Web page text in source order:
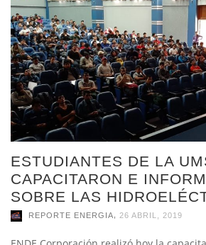
ESTUDIANTES DE LA
CAPACITARON E
SOBRE LAS
REPORTE ENERGIA, 26 ABRIL, 2019